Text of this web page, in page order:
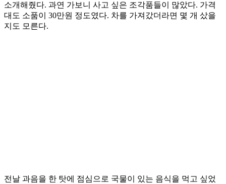
소개해줬다. 과연 가보니 사고 싶은 조각품들이 많았다. 가격
대도 소품이 30만원 정도였다. 차를 가져갔더라면 몇 개 샀을
지도 모른다.
전날 과음을 한 탓에 점심으로 국물이 있는 음식을 먹고 싶었